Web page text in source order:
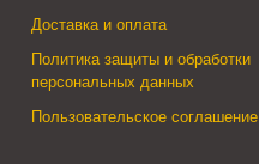
Доставка и оплата
Политика защиты и обработки
персональных данных
Пользовательское соглашение